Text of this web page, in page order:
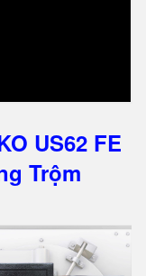
US62 FE
Trộm